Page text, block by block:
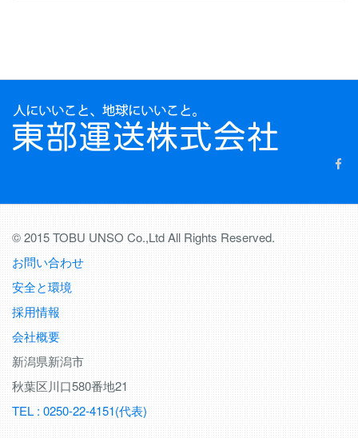
© 2015 TOBU UNSO Co.,Ltd All Rights Reserved.
お問い合わせ
安全と環境
採用情報
会社概要
新潟県新潟市
秋葉区川口580番地21
TEL : 0250-22-4151(代表)